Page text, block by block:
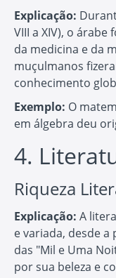
Explicação:
VIII a XIV), o
da medicina e da
muçulmanos
conhecimento
Exemplo: O
em álgebra deu
4.
Riqueza
Explicação: A
e variada, desde
das "Mil e Uma
por sua beleza e